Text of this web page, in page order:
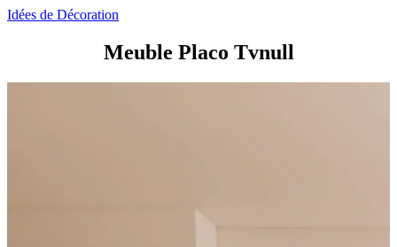
Idées de Décoration
Meuble Placo Tvnull